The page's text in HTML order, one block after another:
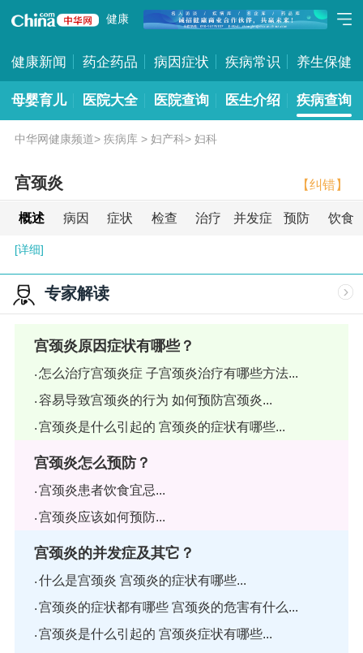
健康
健康新闻 药企药品 病因症状 疾病常识 养生保健
母婴育儿 医院大全 医院查询 医生介绍 疾病查询
中华网健康频道> 疾病库> 妇产科> 妇科
宫颈炎 【纠错】
概述 病因 症状 检查 治疗 并发症 预防 饮食
[详细]
专家解读
宫颈炎原因症状有哪些？
怎么治疗宫颈炎症 子宫颈炎治疗有哪些方法...
容易导致宫颈炎的行为 如何预防宫颈炎...
宫颈炎是什么引起的 宫颈炎的症状有哪些...
宫颈炎怎么预防？
宫颈炎患者饮食宜忌...
宫颈炎应该如何预防...
宫颈炎的并发症及其它？
什么是宫颈炎 宫颈炎的症状有哪些...
宫颈炎的症状都有哪些 宫颈炎的危害有什么...
宫颈炎是什么引起的 宫颈炎症状有哪些...